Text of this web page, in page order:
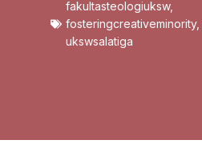
fakultasteologiuksw,
fosteringcreativeminority,
ukswsalatiga